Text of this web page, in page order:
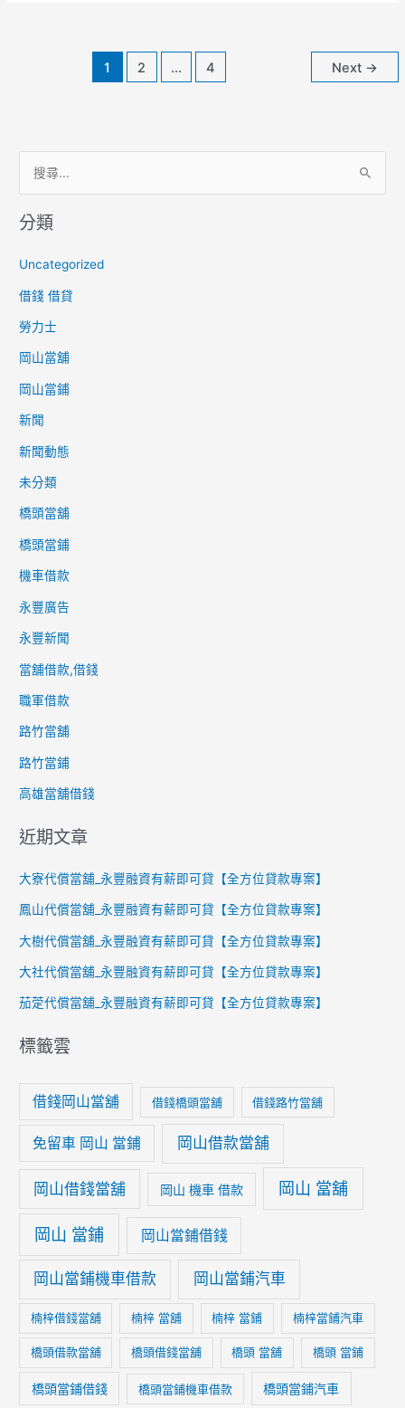
1 2 ... 4 Next →
關
鍵
字
:
分類
Uncategorized
借錢 借貸
勞力士
岡山當舖
岡山當鋪
新聞
新聞動態
未分類
橋頭當舖
橋頭當鋪
機車借款
永豐廣告
永豐新聞
當舖借款,借錢
職軍借款
路竹當舖
路竹當鋪
高雄當舖借錢
近期文章
大寮代償當舖_永豐融資有薪即可貸【全方位貸款專案】
鳳山代償當舖_永豐融資有薪即可貸【全方位貸款專案】
大樹代償當舖_永豐融資有薪即可貸【全方位貸款專案】
大社代償當舖_永豐融資有薪即可貸【全方位貸款專案】
茄萣代償當舖_永豐融資有薪即可貸【全方位貸款專案】
標籤雲
借錢岡山當舖 借錢橋頭當舖 借錢路竹當舖
免留車 岡山 當鋪 岡山借款當舖
岡山借錢當舖 岡山 機車 借款 岡山 當舖
岡山 當鋪 岡山當鋪借錢
岡山當鋪機車借款 岡山當鋪汽車
楠梓借錢當舖 楠梓 當舖 楠梓 當鋪 楠梓當鋪汽車
橋頭借款當舖 橋頭借錢當舖 橋頭 當舖 橋頭 當鋪
橋頭當鋪借錢 橋頭當鋪機車借款 橋頭當鋪汽車